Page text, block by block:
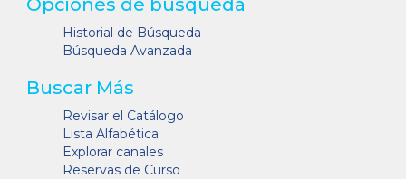
Opciones de búsqueda
Historial de Búsqueda
Búsqueda Avanzada
Buscar Más
Revisar el Catálogo
Lista Alfabética
Explorar canales
Reservas de Curso